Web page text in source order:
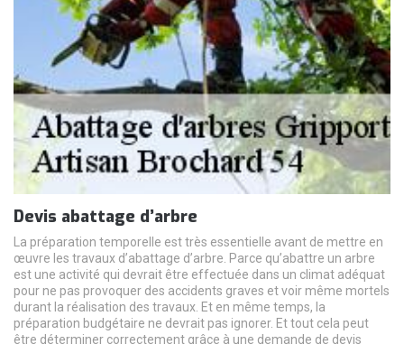
Devis abattage d’arbre
La préparation temporelle est très essentielle avant de mettre en
œuvre les travaux d’abattage d’arbre. Parce qu’abattre un arbre
est une activité qui devrait être effectuée dans un climat adéquat
pour ne pas provoquer des accidents graves et voir même mortels
durant la réalisation des travaux. Et en même temps, la
préparation budgétaire ne devrait pas ignorer. Et tout cela peut
être déterminer correctement grâce à une demande de devis